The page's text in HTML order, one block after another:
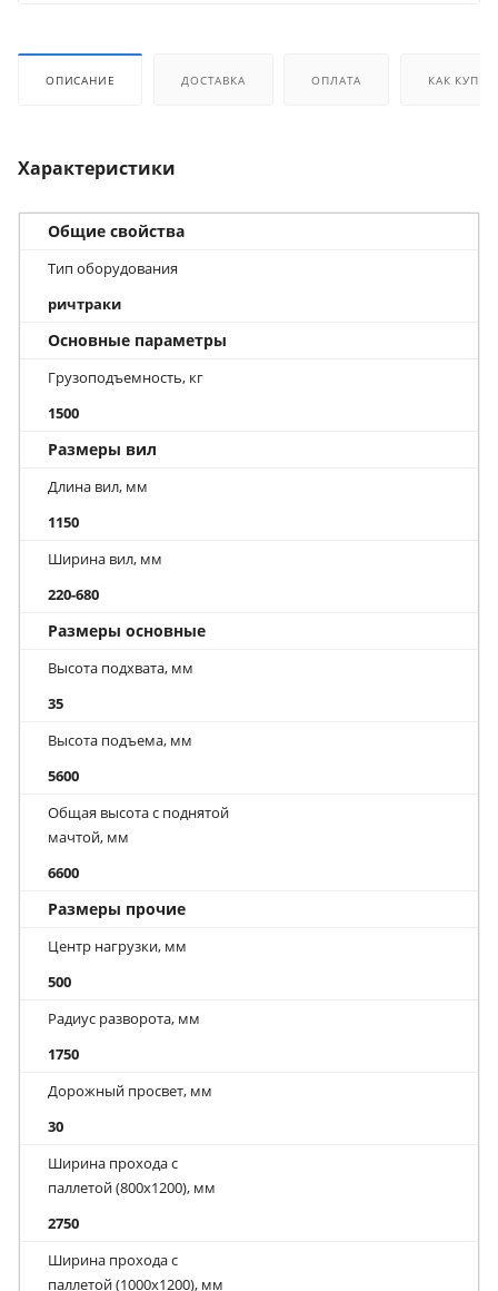
ОПИСАНИЕ ДОСТАВКА ОПЛАТА КАК
Характеристики
Общие свойства
Тип оборудования
ричтраки
Основные параметры
Грузоподъемность, кг
1500
Размеры вил
Длина вил, мм
1150
Ширина вил, мм
220-680
Размеры основные
Высота подхвата, мм
35
Высота подъема, мм
5600
Общая высота с поднятой
мачтой, мм
6600
Размеры прочие
Центр нагрузки, мм
500
Радиус разворота, мм
1750
Дорожный просвет, мм
30
Ширина прохода с
паллетой (800х1200), мм
2750
Ширина прохода с
паллетой (1000х1200), мм